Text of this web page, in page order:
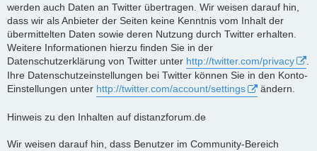
werden auch Daten an Twitter übertragen. Wir weisen darauf hin,
dass wir als Anbieter der Seiten keine Kenntnis vom Inhalt der
übermittelten Daten sowie deren Nutzung durch Twitter erhalten.
Weitere Informationen hierzu finden Sie in der
Datenschutzerklärung von Twitter unter http://twitter.com/privacy
Ihre Datenschutzeinstellungen bei Twitter können Sie in den Konto-
Einstellungen unter http://twitter.com/account/settings ändern.
Hinweis zu den Inhalten auf distanzforum.de
Wir weisen darauf hin, dass Benutzer im Community-Bereich